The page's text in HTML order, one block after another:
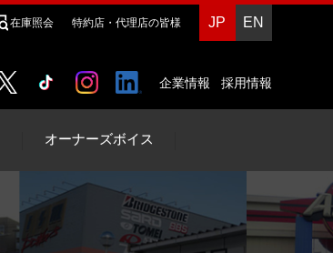
企業情報 採用情報
在庫照会 特約店・代理店の皆様 JP EN
オーナーズボイス